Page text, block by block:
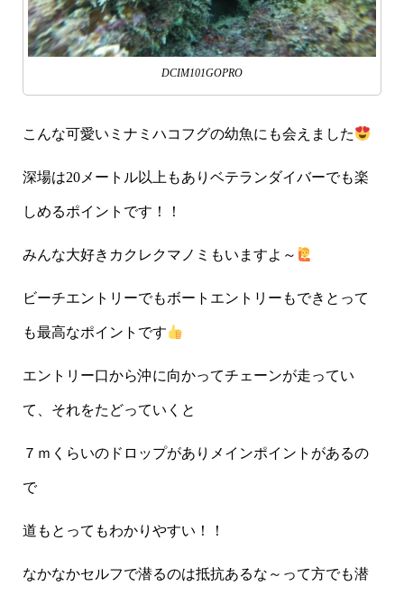
DCIM101GOPRO
こんな可愛いミナミハコフグの幼魚にも会えました
深場は20メートル以上もありベテランダイバーでも楽
しめるポイントです！！
みんな大好きカクレクマノミもいますよ～
ビーチエントリーでもボートエントリーもできとって
も最高なポイントです
エントリー口から沖に向かってチェーンが走ってい
て、それをたどっていくと
７ｍくらいのドロップがありメインポイントがあるの
で
道もとってもわかりやすい！！
なかなかセルフで潜るのは抵抗あるな～って方でも潜